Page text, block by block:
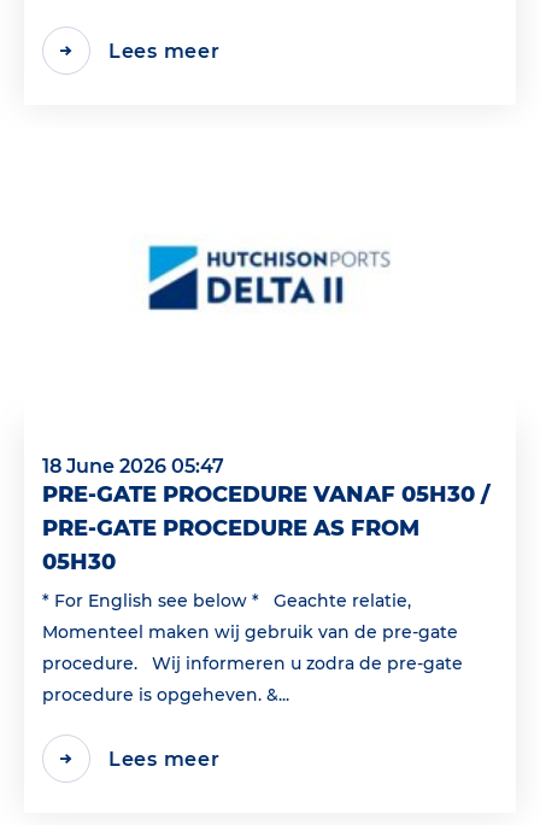
Lees meer
18 June 2026 05:47
PRE-GATE PROCEDURE VANAF 05H30 /
PRE-GATE PROCEDURE AS FROM
05H30
* For English see below * Geachte relatie,
Momenteel maken wij gebruik van de pre-gate
procedure. Wij informeren u zodra de pre-gate
procedure is opgeheven. &...
Lees meer